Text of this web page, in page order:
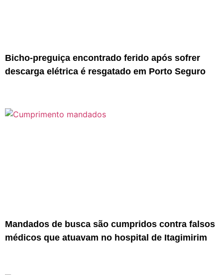
Bicho-preguiça encontrado ferido após sofrer
descarga elétrica é resgatado em Porto Seguro
Mandados de busca são cumpridos contra falsos
médicos que atuavam no hospital de Itagimirim